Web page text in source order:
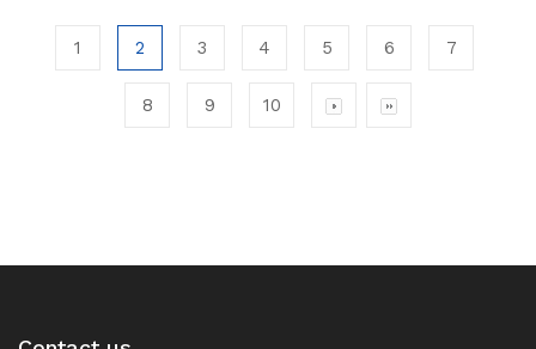
1 2 3 4 5 6 7
8 9 10